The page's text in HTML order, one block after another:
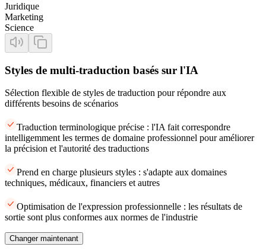
Juridique
Marketing
Science
Styles de multi-traduction basés sur l'IA
Sélection flexible de styles de traduction pour répondre aux
différents besoins de scénarios
Traduction terminologique précise : l'IA fait correspondre
intelligemment les termes de domaine professionnel pour améliorer
la précision et l'autorité des traductions
Prend en charge plusieurs styles : s'adapte aux domaines
techniques, médicaux, financiers et autres
Optimisation de l'expression professionnelle : les résultats de
sortie sont plus conformes aux normes de l'industrie
Changer maintenant